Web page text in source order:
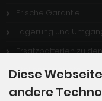
Frische Garantie
Lagerung und
Ersatzbatterien zu
Stellenangebote
Diese
andere